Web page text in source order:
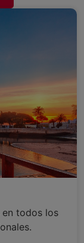
todos los